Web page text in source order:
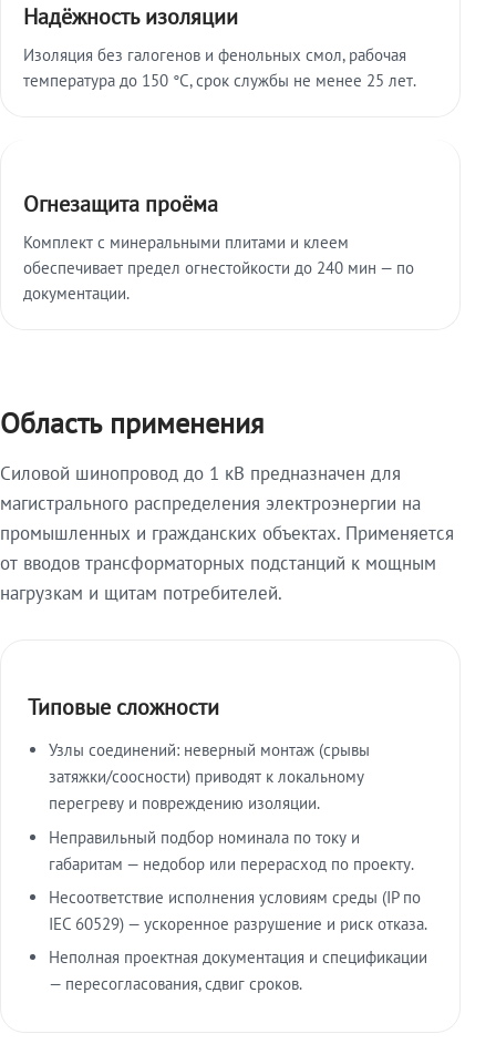
Надёжность изоляции
Изоляция без галогенов и фенольных смол, рабочая
температура до 150 °C, срок службы не менее 25 лет.
Огнезащита проёма
Комплект с минеральными плитами и клеем
обеспечивает предел огнестойкости до 240 мин — по
документации.
Область применения
Силовой шинопровод до 1 кВ предназначен для
магистрального распределения электроэнергии на
промышленных и гражданских объектах. Применяется
от вводов трансформаторных подстанций к мощным
нагрузкам и щитам потребителей.
Типовые сложности
Узлы соединений: неверный монтаж (срывы
затяжки/соосности) приводят к локальному
перегреву и повреждению изоляции.
Неправильный подбор номинала по току и
габаритам — недобор или перерасход по проекту.
Несоответствие исполнения условиям среды (IP по
IEC 60529) — ускоренное разрушение и риск отказа.
Неполная проектная документация и спецификации
— пересогласования, сдвиг сроков.